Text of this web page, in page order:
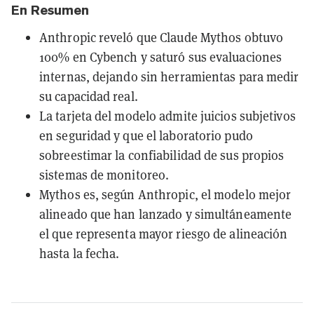
En Resumen
Anthropic reveló que Claude Mythos obtuvo
100% en Cybench y saturó sus evaluaciones
internas, dejando sin herramientas para medir
su capacidad real.
La tarjeta del modelo admite juicios subjetivos
en seguridad y que el laboratorio pudo
sobreestimar la confiabilidad de sus propios
sistemas de monitoreo.
Mythos es, según Anthropic, el modelo mejor
alineado que han lanzado y simultáneamente
el que representa mayor riesgo de alineación
hasta la fecha.